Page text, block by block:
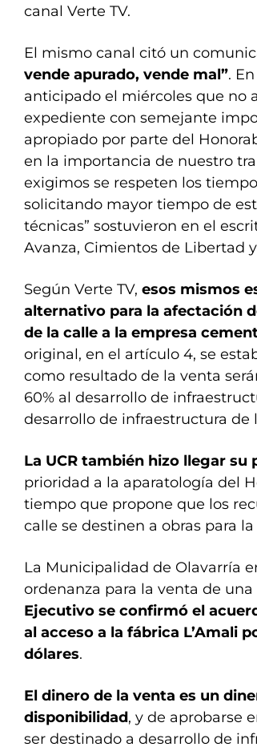
canal Verte TV.
El mismo canal citó un
vende apurado, vende mal”.
anticipado el miércoles que no
expediente con semejante
apropiado por parte del
en la importancia de nuestro
exigimos se respeten los
solicitando mayor tiempo de
técnicas” sostuvieron en el
Avanza, Cimientos de Libertad
Según Verte TV, esos mismos
alternativo para la afectación
de la calle a la empresa
original, en el artículo 4, se
como resultado de la venta
60% al desarrollo de
desarrollo de infraestructura de
La UCR también hizo llegar su
prioridad a la aparatología del
tiempo que propone que los
calle se destinen a obras para
La Municipalidad de Olavarría
ordenanza para la venta de
Ejecutivo se confirmó el
al acceso a la fábrica L’Amali
dólares.
El dinero de la venta es un
disponibilidad, y de aprobarse
ser destinado a desarrollo de